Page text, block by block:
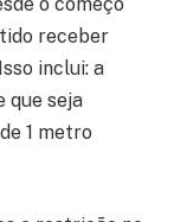
receber
inclui: a
que seja
1 metro